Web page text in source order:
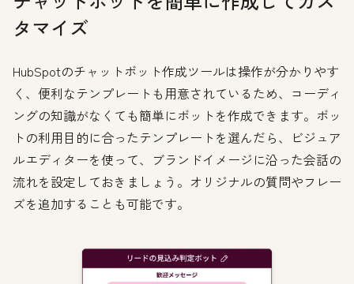
タマイズ
HubSpotのチャットボット作成ツールは操作が分かりやす
く、便利なテンプレートも用意されているため、コーディ
ングの知識がなくても簡単にボットを作成できます。ボッ
トの利用目的に合ったテンプレートを選んだら、ビジュア
ルエディターを使って、ブランドイメージに沿った会話の
流れを設定しておきましょう。オリジナルの質問やフレー
ズを追加することも可能です。